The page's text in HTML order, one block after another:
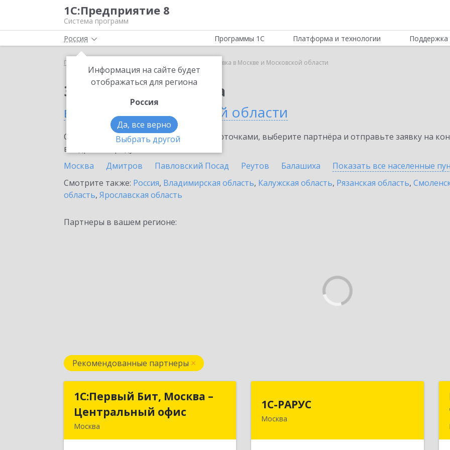
1С:Предприятие 8
Система программ
Россия
Информация на сайте будет
отображаться для региона
Россия
Да, все верно
Выбрать другой
Программы 1С Платформа и технологии Поддержка
Главная 1С:Доставка в Москве и Московской области
Заказать 1С:Доставка
в Москве и Московской области
Ознакомьтесь с информационными карточками, выберите партнёра и отправьте заявку на
внедрение продукта.
Москва
Дмитров Павловский Посад Реутов Балашиха Показать все населенные
Смотрите также: Россия, Владимирская область, Калужская область, Рязанская область,
область, Ярославская область
Партнеры в вашем регионе:
Рекомендованные партнеры
1С:Первый Бит, Москва –
Центральный офис
Москва
1С:Первый Бит, Москва –
Центральный офис
1С-РАРУС
Москва127434, Москва г, Дмитровское ш,